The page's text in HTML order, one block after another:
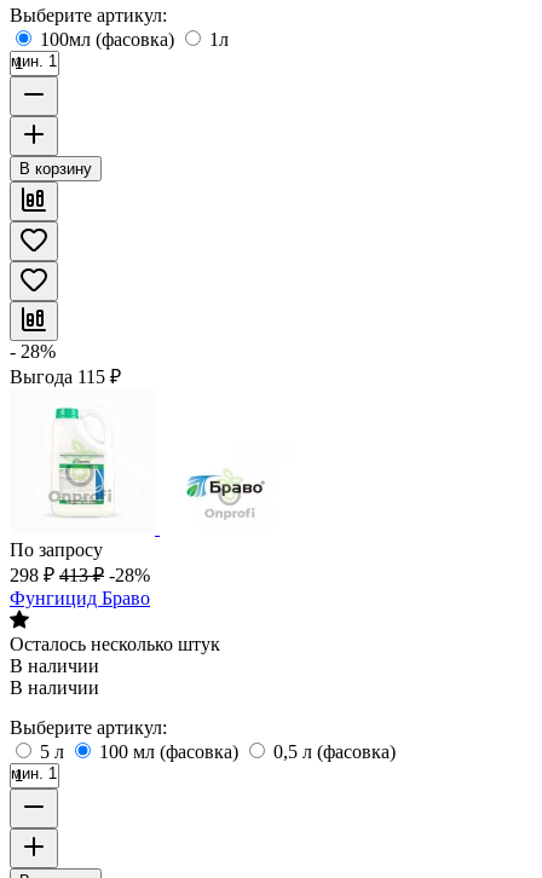
Выберите артикул:
100мл (фасовка)
1л
мин. 1
В корзину
- 28%
Выгода 115 ₽
По запросу
298 ₽ 413 ₽ -28%
Фунгицид Браво
Осталось несколько штук
В наличии
В наличии
Выберите артикул:
5 л
100 мл (фасовка) 0,5 л (фасовка)
мин. 1